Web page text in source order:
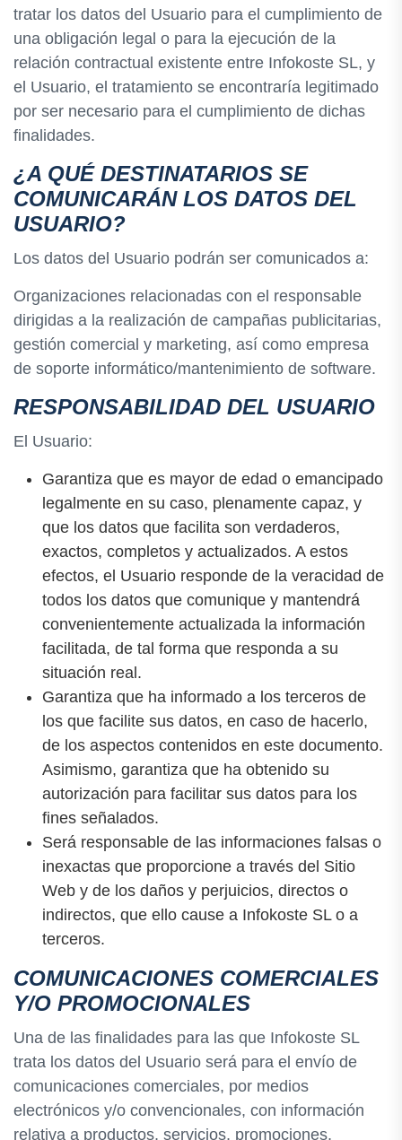
tratar los datos del Usuario para el cumplimiento de
una obligación legal o para la ejecución de la
relación contractual existente entre Infokoste SL, y
el Usuario, el tratamiento se encontraría legitimado
por ser necesario para el cumplimiento de dichas
finalidades.
¿A QUÉ DESTINATARIOS SE
COMUNICARÁN LOS DATOS DEL
USUARIO?
Los datos del Usuario podrán ser comunicados a:
Organizaciones relacionadas con el responsable
dirigidas a la realización de campañas publicitarias,
gestión comercial y marketing, así como empresa
de soporte informático/mantenimiento de software.
RESPONSABILIDAD DEL USUARIO
El Usuario:
Garantiza que es mayor de edad o emancipado
legalmente en su caso, plenamente capaz, y
que los datos que facilita son verdaderos,
exactos, completos y actualizados. A estos
efectos, el Usuario responde de la veracidad de
todos los datos que comunique y mantendrá
convenientemente actualizada la información
facilitada, de tal forma que responda a su
situación real.
Garantiza que ha informado a los terceros de
los que facilite sus datos, en caso de hacerlo,
de los aspectos contenidos en este documento.
Asimismo, garantiza que ha obtenido su
autorización para facilitar sus datos para los
fines señalados.
Será responsable de las informaciones falsas o
inexactas que proporcione a través del Sitio
Web y de los daños y perjuicios, directos o
indirectos, que ello cause a Infokoste SL o a
terceros.
COMUNICACIONES COMERCIALES
Y/O PROMOCIONALES
Una de las finalidades para las que Infokoste SL
trata los datos del Usuario será para el envío de
comunicaciones comerciales, por medios
electrónicos y/o convencionales, con información
relativa a productos, servicios, promociones,